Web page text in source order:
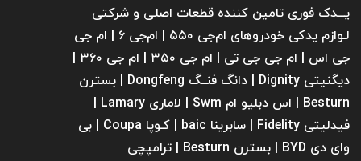
یـــدک فوری تامین کننده قطعات اصلی و شرکتی
لـوازم یدکی خودروهای ام‌جی ۵۵۰ | ام‌جی ۶ | ام جی
دیگنیتی Dignity | دانگ فنــگ Dongfeng | بسترن
فیدلیتی Fidelity | سابرینا ‌baic | کـوپا Coupa | بی
وای دی BYD | بسترن Besturn | ترامپچی